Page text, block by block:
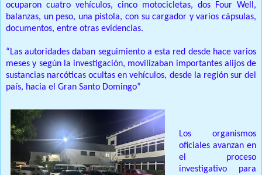
ocuparon cuatro vehículos, cinco motocicletas, dos Four Well,
balanzas, un peso, una pistola, con su cargador y varios cápsulas,
documentos, entre otras evidencias.
“Las autoridades daban seguimiento a esta red desde hace varios
meses y según la investigación, movilizaban importantes alijos de
sustancias narcóticas ocultas en vehículos, desde la región sur del
país, hacia el Gran Santo Domingo”
Los organismos
oficiales avanzan en
el proceso
investigativo para